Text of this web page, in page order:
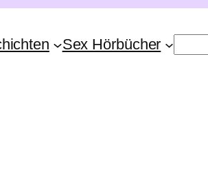
Sex Hörbücher